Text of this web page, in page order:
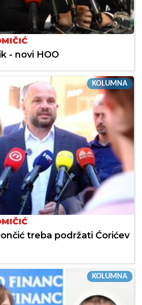
- novi HOO
KOLUMNA
treba podržati Ćorićev
KOLUMNA